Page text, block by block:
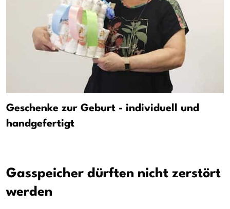
Geschenke zur Geburt - individuell und
handgefertigt
Gasspeicher dürften nicht zerstört
werden